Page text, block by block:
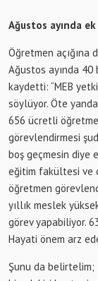
Ağustos ayında
Öğretmen açığına
Ağustos ayında 40
kaydetti: “MEB
söylüyor. Öte
656 ücretli
görevlendirmesi
boş geçmesin diye
eğitim fakültesi ve
öğretmen
yıllık meslek
görev yapabiliyor.
Hayati önem arz
Şunu da belirtelim;